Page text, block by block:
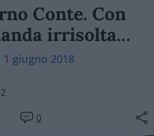
Conte. Con
irrisolta…
giugno 2018
0